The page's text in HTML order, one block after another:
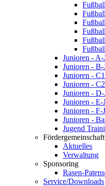
Junioren - A-
Junioren - B-
Junioren -
Junioren -
Junioren - D-
Junioren - E-
Junioren - F-
Junioren -
Jugend
Fördergemeinschaft
Aktuelles
Verwaltung
Sponsoring
Rasen-
Service/Downloads